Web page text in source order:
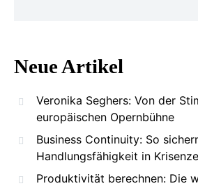
Neue Artikel
Veronika Seghers: Von der
europäischen Opernbühne
Business Continuity: So
Handlungsfähigkeit in
Produktivität berechnen: Die